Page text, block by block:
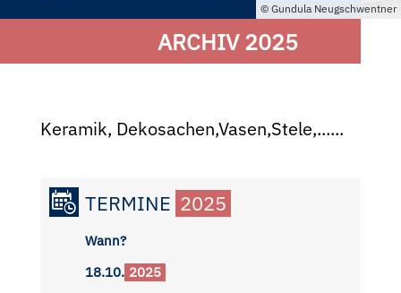
ARCHIV 2025
Gundula Neugschwentner
Keramik, Dekosachen,Vasen,Stele,......
TERMINE 2025
Wann?
18.10. 2025